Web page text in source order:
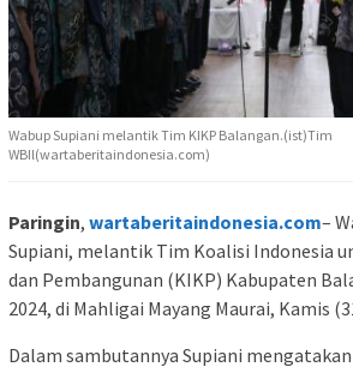
Wabup Supiani melantik Tim KIKP Balangan.(ist)Tim
WBIl(wartaberitaindonesia.com)
Paringin, wartaberitaindonesia.com–
Supiani, melantik Tim Koalisi Indonesia
dan Pembangunan (KIKP) Kabupaten
2024, di Mahligai Mayang Maurai, Kamis
Dalam sambutannya Supiani